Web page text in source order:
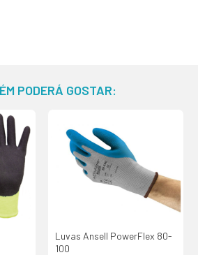
PODERÁ GOSTAR:
Luvas Ansell PowerFlex 80-
100